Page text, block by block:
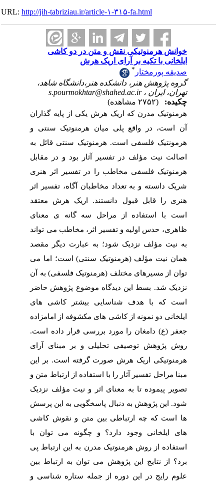
URL:http://jih-tabriziau.ir/article-۱-۳۱۵-fa.html
خوانش هرمنوتیکی نقش و متن در دو کاشی
ایلخانی با تکیه بر آرای اریک هرش
صدیقه پورمختار
گروه پژوهش هنر، دانشکده هنر،دانشگاه شاهد،
تهران، ایران ،s.pourmokhtar@shahed.ac.ir
(۲۷۵۲ مشاهده)
هرمنوتیک مدرن که اریک هرش یکی از پایه گذاران
آن است، در واقع پلی میان هرمنوتیک سنتی و
هرمونتیک فلسفی است. هرمنوتیک سنتی قائل به
اصالت نیت مؤلف در تفسیر آثار بود و در مقابل
هرمنوتیک فلسفی مخاطب را در تفسیر اثر هنری
شریک دانسته و به تعداد مخاطبان آگاه، تفسیر اثر
هنری را قابل قبول دانستند. اریک هرش معتقد
است با استفاده از مراحل سه گانه ی معنای
ظاهری، حدس اولیه و تفسیر اثر، مخاطب می تواند
به نیت مؤلف نزدیک شود؛ به عبارت دیگر مقصد
همان نیت مؤلف (هرمنوتیک سنتی) است؛ اما می
توان از مسیرهای مختلف (هرمنوتیک فلسفی) به آن
نزدیک شد. بسط این دیدگاه موضوع پژوهش حاضر
است که با هدف شناسایی بیشتر کاشی های
ایلخانی دو نمونه از کاشی های مکشوفه از امامزاده
جعفر (ع) دامغان را مورد بررسی قرار داده است.
روش پژوهش توصیفی تحلیلی و بر مبنای آرای
هرمنوتیکی اریک هرش صورت گرفته است. بر این
مبنا مراحل تفسیر آثار را با استفاده از ارتباط متن و
تصویر پیموده تا به معنای اثر و نیت مؤلف نزدیک
شود. این پژوهش به دنبال پاسخگویی به این پرسش
ها است که چه ارتباطی بین متن و نقوش کاشی
های ایلخانی وجود دارد؟ و چگونه می توان با
استفاده از روش هرمنوتیک مدرن به این ارتباط پی
برد؟ از نتایج این پژوهش می توان به ارتباط بین
علوم رایج در این دوره از جمله ستاره شناسی و